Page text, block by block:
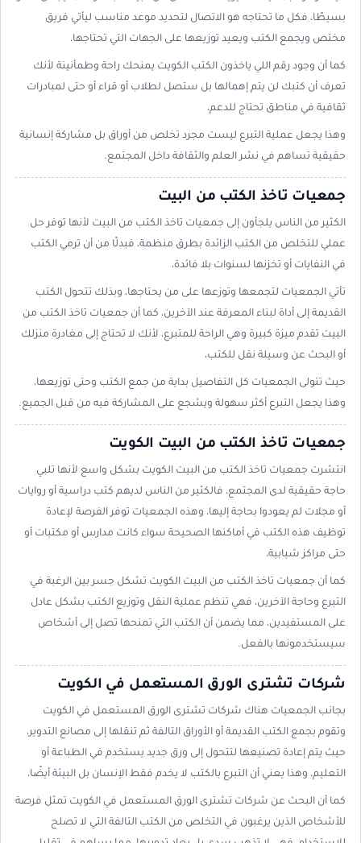
بسيطًا، فكل ما تحتاجه هو الاتصال لتحديد موعد مناسب ليأتي فريق
مختص ويجمع الكتب ويعيد توزيعها على الجهات التي تحتاجها،
كما أن وجود رقم اللي ياخذون الكتب الكويت يمنحك راحة وطمأنينة لأنك
تعرف أن كتبك لن يتم إهمالها بل ستصل لطلاب أو قراء أو حتى لمبادرات
ثقافية في مناطق تحتاج للدعم،
وهذا يجعل عملية التبرع ليست مجرد تخلص من أوراق بل مشاركة إنسانية
حقيقية تساهم في نشر العلم والثقافة داخل المجتمع.
جمعيات تاخذ الكتب من البيت
الكثير من الناس يلجأون إلى جمعيات تاخذ الكتب من البيت لأنها توفر حل
عملي للتخلص من الكتب الزائدة بطرق منظمة، فبدلًا من أن ترمي الكتب
في النفايات أو تخزنها لسنوات بلا فائدة،
تأتي الجمعيات لتجمعها وتوزعها على من يحتاجها، وبذلك تتحول الكتب
القديمة إلى أداة لبناء المعرفة عند الآخرين، كما أن جمعيات تاخذ الكتب من
البيت تقدم ميزة كبيرة وهي الراحة للمتبرع، لأنك لا تحتاج إلى مغادرة منزلك
أو البحث عن وسيلة نقل للكتب،
حيث تتولى الجمعيات كل التفاصيل بداية من جمع الكتب وحتى توزيعها،
وهذا يجعل التبرع أكثر سهولة ويشجع على المشاركة فيه من قبل الجميع.
جمعيات تاخذ الكتب من البيت الكويت
انتشرت جمعيات تاخذ الكتب من البيت الكويت بشكل واسع لأنها تلبي
حاجة حقيقية لدى المجتمع، فالكثير من الناس لديهم كتب دراسية أو روايات
أو مجلات لم يعودوا بحاجة إليها، وهذه الجمعيات توفر الفرصة لإعادة
توظيف هذه الكتب في أماكنها الصحيحة سواء كانت مدارس أو مكتبات أو
حتى مراكز شبابية،
كما أن جمعيات تاخذ الكتب من البيت الكويت تشكل جسر بين الرغبة في
التبرع وحاجة الآخرين، فهي تنظم عملية النقل وتوزيع الكتب بشكل عادل
على المستفيدين، مما يضمن أن الكتب التي تمنحها تصل إلى أشخاص
سيستخدمونها بالفعل.
شركات تشترى الورق المستعمل في الكويت
بجانب الجمعيات هناك شركات تشترى الورق المستعمل في الكويت
وتقوم بجمع الكتب القديمة أو الأوراق التالفة ثم تنقلها إلى مصانع التدوير،
حيث يتم إعادة تصنيعها لتتحول إلى ورق جديد يستخدم في الطباعة أو
التعليم، وهذا يعني أن التبرع بالكتب لا يخدم فقط الإنسان بل البيئة أيضًا،
كما أن البحث عن شركات تشترى الورق المستعمل في الكويت تمثل فرصة
للأشخاص الذين يرغبون في التخلص من الكتب التالفة التي لا تصلح